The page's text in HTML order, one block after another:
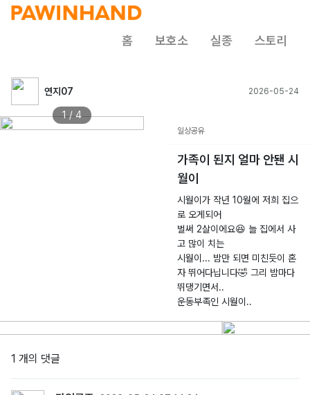
홈 보호소 실종 스토리
연지07 2026-05-24
1 / 4
일상공유
가족이 된지 얼마 안됀 시
월이
시월이가 작년 10월에 저희 집으
로 오게되어
벌써 2살이에요😆 늘 집에서 사
고 많이 치는
시월이... 밤만 되면 미친듯이 혼
자 뛰어다닙니다🤣 그리 밤마다
뛰댕기면서..
운동부족인 시월이..
1 개의 댓글